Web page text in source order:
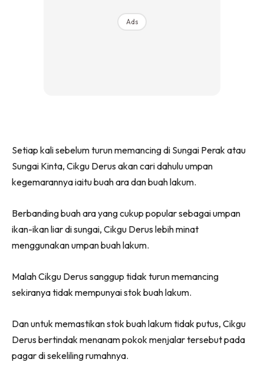
Ads
Setiap kali sebelum turun memancing di Sungai Perak atau
Sungai Kinta, Cikgu Derus akan cari dahulu umpan
kegemarannya iaitu buah ara dan buah lakum.
Berbanding buah ara yang cukup popular sebagai umpan
ikan-ikan liar di sungai, Cikgu Derus lebih minat
menggunakan umpan buah lakum.
Malah Cikgu Derus sanggup tidak turun memancing
sekiranya tidak mempunyai stok buah lakum.
Dan untuk memastikan stok buah lakum tidak putus, Cikgu
Derus bertindak menanam pokok menjalar tersebut pada
pagar di sekeliling rumahnya.